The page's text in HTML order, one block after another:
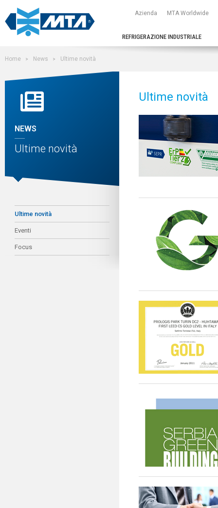
REFRIGERAZIONE INDUSTRIALE
Azienda MTA Worldwide
Home News Ultime novità
NEWS
Ultime novità
Ultime novità
Eventi
Focus
Ultime novità